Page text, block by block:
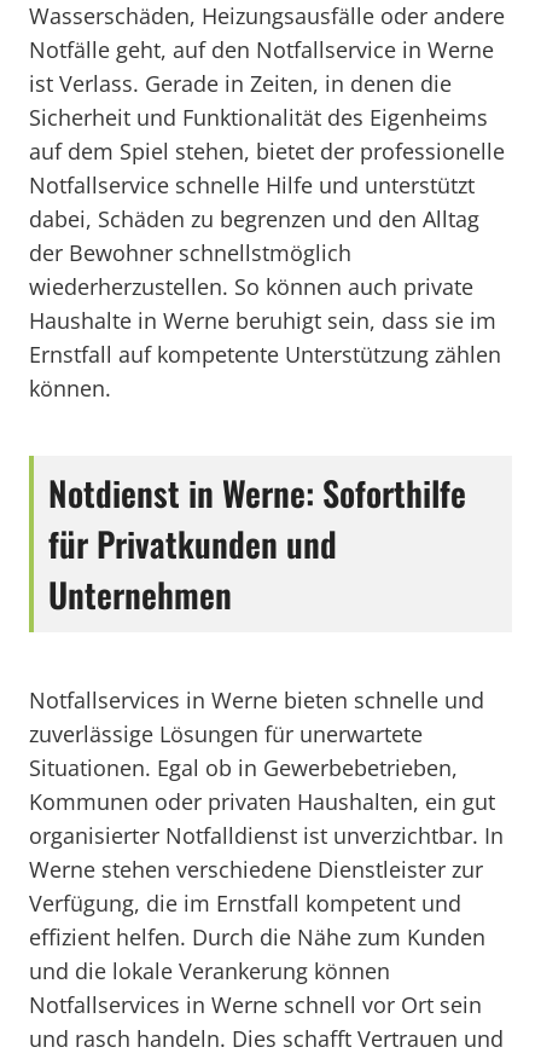
Wasserschäden, Heizungsausfälle oder andere
Notfälle geht, auf den Notfallservice in Werne
ist Verlass. Gerade in Zeiten, in denen die
Sicherheit und Funktionalität des Eigenheims
auf dem Spiel stehen, bietet der professionelle
Notfallservice schnelle Hilfe und unterstützt
dabei, Schäden zu begrenzen und den Alltag
der Bewohner schnellstmöglich
wiederherzustellen. So können auch private
Haushalte in Werne beruhigt sein, dass sie im
Ernstfall auf kompetente Unterstützung zählen
können.
Notdienst in Werne: Soforthilfe
für Privatkunden und
Unternehmen
Notfallservices in Werne bieten schnelle und
zuverlässige Lösungen für unerwartete
Situationen. Egal ob in Gewerbebetrieben,
Kommunen oder privaten Haushalten, ein gut
organisierter Notfalldienst ist unverzichtbar. In
Werne stehen verschiedene Dienstleister zur
Verfügung, die im Ernstfall kompetent und
effizient helfen. Durch die Nähe zum Kunden
und die lokale Verankerung können
Notfallservices in Werne schnell vor Ort sein
und rasch handeln. Dies schafft Vertrauen und